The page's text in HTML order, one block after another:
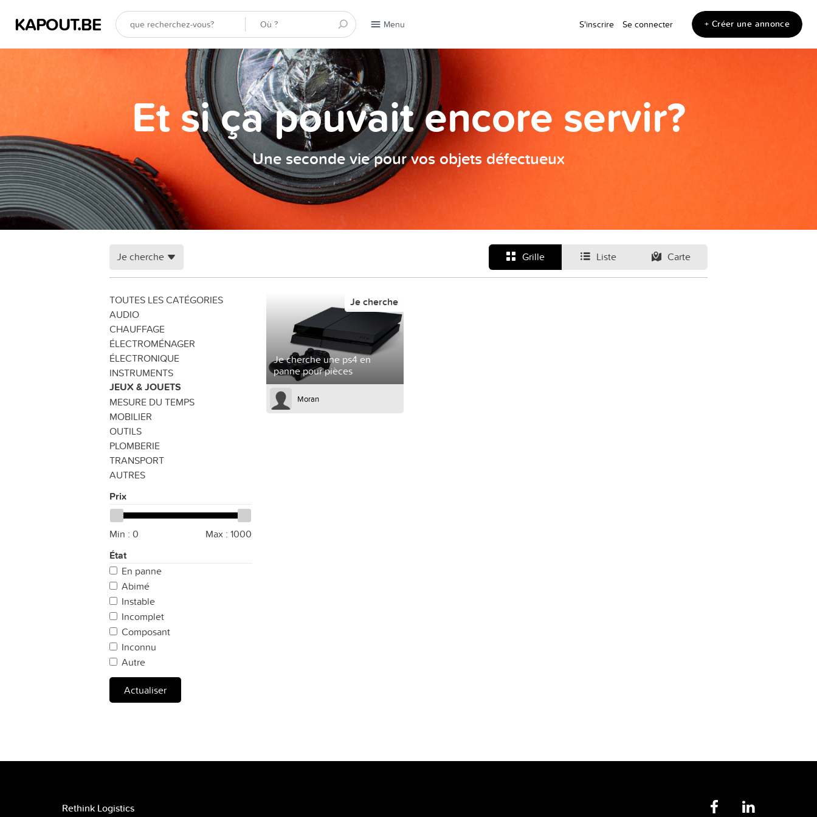
KAPOUT.BE Menu S'inscrire Se connecter + Créer une annonce
Et si ça pouvait encore servir?
Une seconde vie pour vos objets défectueux
Grille Liste Carte
Je cherche
TOUTES LES CATÉGORIES
AUDIO
CHAUFFAGE
ÉLECTROMÉNAGER
ÉLECTRONIQUE
INSTRUMENTS
JEUX & JOUETS
MESURE DU TEMPS
MOBILIER
OUTILS
PLOMBERIE
TRANSPORT
AUTRES
Prix
Min : 0 Max : 1000
État
En panne
Abimé
Instable
Incomplet
Composant
Inconnu
Autre
Actualiser
Je cherche une ps4 en
panne pour pièces
Je cherche
Moran
Rethink Logistics